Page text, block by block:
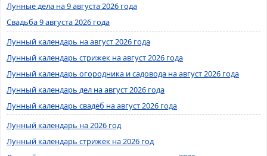
Лунные дела на 9 августа 2026 года
Свадьба 9 августа 2026 года
Лунный календарь на август 2026 года
Лунный календарь стрижек на август 2026 года
Лунный календарь огородника и садовода на август 2026 года
Лунный календарь дел на август 2026 года
Лунный календарь свадеб на август 2026 года
Лунный календарь на 2026 год
Лунный календарь стрижек на 2026 год